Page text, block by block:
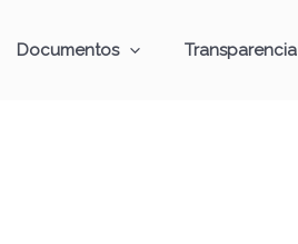
Documentos Transparencia